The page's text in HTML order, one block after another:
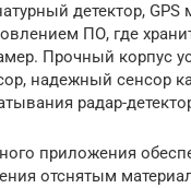
детектор, GPS
ПО, где
Прочный корпус
надежный сенсор
радар-
приложения
отснятым